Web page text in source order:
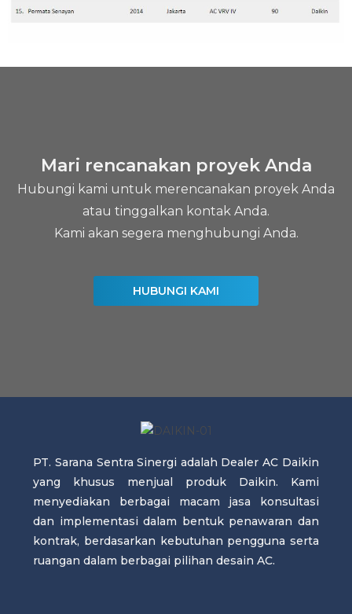
Mari rencanakan proyek Anda
Hubungi kami untuk merencanakan proyek Anda
atau tinggalkan kontak Anda.
Kami akan segera menghubungi Anda.
HUBUNGI KAMI
PT. Sarana Sentra Sinergi adalah Dealer AC Daikin
yang khusus menjual produk Daikin. Kami
menyediakan berbagai macam jasa konsultasi
dan implementasi dalam bentuk penawaran dan
kontrak, berdasarkan kebutuhan pengguna serta
ruangan dalam berbagai pilihan desain AC.